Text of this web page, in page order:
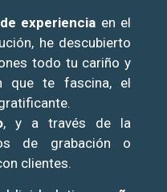
experiencia en el
he descubierto
todo tu cariño y
que te fascina, el
, y a través de la
de grabación o
clientes.